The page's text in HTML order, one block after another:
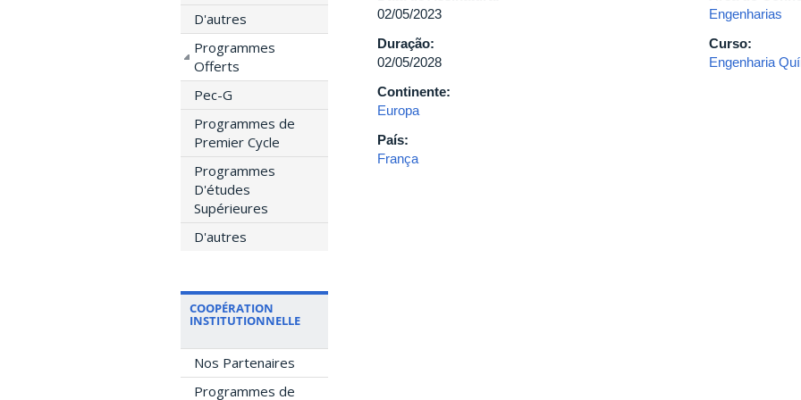
D'autres
Programmes
Offerts
Pec-G
Programmes de
Premier Cycle
Programmes
D'études
Supérieures
D'autres
COOPÉRATION
INSTITUTIONNELLE
Nos Partenaires
Programmes de
02/05/2023
Duração:
02/05/2028
Continente:
Europa
País:
França
Engenharias
Curso:
Engenharia